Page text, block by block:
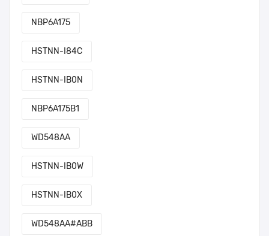
NBP6A175
HSTNN-I84C
HSTNN-IB0N
NBP6A175B1
WD548AA
HSTNN-IB0W
HSTNN-IB0X
WD548AA#ABB